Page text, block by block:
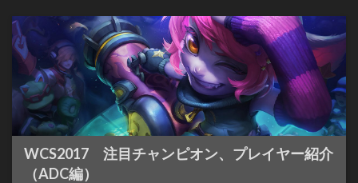
WCS2017 注目チャンピオン、プレイヤー紹介
（ADC編）